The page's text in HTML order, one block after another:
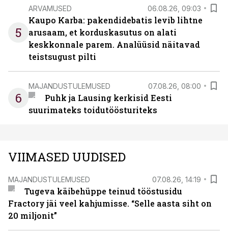
5
ARVAMUSED 06.08.26, 09:03
Kaupo Karba: pakendidebatis levib lihtne
arusaam, et korduskasutus on alati
keskkonnale parem. Analüüsid näitavad
teistsugust pilti
6
MAJANDUSTULEMUSED 07.08.26, 08:00
Puhk ja Lausing kerkisid Eesti
suurimateks toidutöösturiteks
VIIMASED UUDISED
MAJANDUSTULEMUSED 07.08.26, 14:19
Tugeva käibehüppe teinud tööstusidu
Fractory jäi veel kahjumisse. “Selle aasta siht on
20 miljonit”